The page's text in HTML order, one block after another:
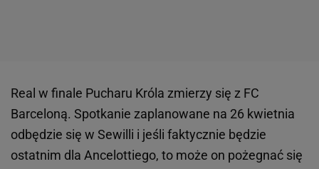
Real w finale Pucharu Króla zmierzy się z FC
Barceloną. Spotkanie zaplanowane na 26 kwietnia
odbędzie się w Sewilli i jeśli faktycznie będzie
ostatnim dla Ancelottiego, to może on pożegnać się